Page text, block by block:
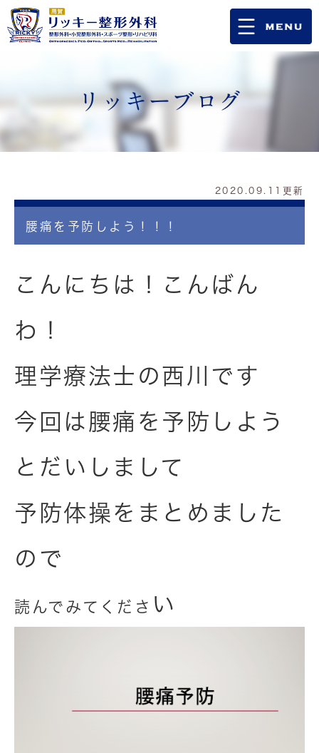
リッキーブログ
2020.09.11更新
腰痛を予防しよう！！！
こんにちは！こんばん
わ！
理学療法士の西川です
今回は腰痛を予防しよう
とだいしまして
予防体操をまとめました
ので
読んでみてくださ い